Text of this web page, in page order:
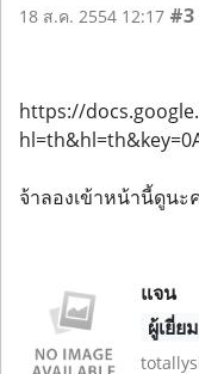
18 ส.ค. 2554 12:17 #3
https://
จ้าลองเข้าหน้านี้ดูนะ
แจน
ผู้เยี่ย